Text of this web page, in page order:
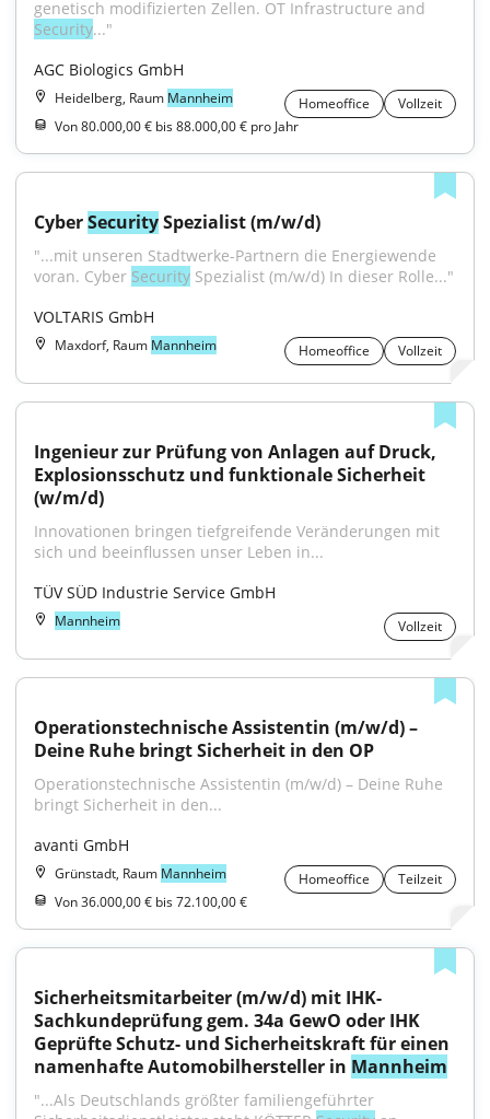
Security..."
AGC Biologics GmbH
Heidelberg, Raum Mannheim Homeoffice
Vollzeit
Von 80.000,00 € bis 88.000,00 € pro Jahr
Cyber Security Spezialist (m/w/d)
"...mit unseren Stadtwerke-Partnern die Energiewende
voran. Cyber Security Spezialist (m/w/d) In dieser Rolle..."
VOLTARIS GmbH
Maxdorf, Raum Mannheim Homeoffice Vollzeit
Ingenieur zur Prüfung von Anlagen auf Druck,
Explosionsschutz und funktionale Sicherheit
(w/m/d)
Innovationen bringen tiefgreifende Veränderungen mit
sich und beeinflussen unser Leben in...
TÜV SÜD Industrie Service GmbH
Mannheim Vollzeit
Operationstechnische Assistentin (m/w/d) –
Deine Ruhe bringt Sicherheit in den OP
Operationstechnische Assistentin (m/w/d) – Deine Ruhe
bringt Sicherheit in den...
avanti GmbH
Grünstadt, Raum Mannheim Homeoffice
Teilzeit
Von 36.000,00 € bis 72.100,00 €
Sicherheitsmitarbeiter (m/w/d) mit IHK-
Sachkundeprüfung gem. 34a GewO oder IHK
Geprüfte Schutz- und Sicherheitskraft für einen
namenhafte Automobilhersteller in Mannheim
"...Als Deutschlands größter familiengeführter